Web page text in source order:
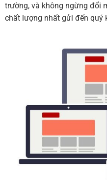
trường, và không ngừng đổi
chất lượng nhất gửi đến quý